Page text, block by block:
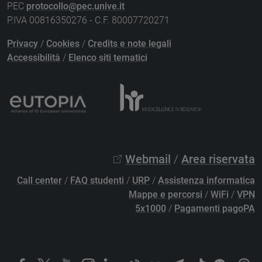
PEC protocollo@pec.unive.it
P.IVA 00816350276 - C.F. 80007720271
Privacy / Cookies / Credits e note legali
Accessibilità / Elenco siti tematici
Webmail / Area riservata
Call center / FAQ studenti / URP / Assistenza informatica
Mappe e percorsi / WiFi / VPN
5x1000 / Pagamenti pagoPA